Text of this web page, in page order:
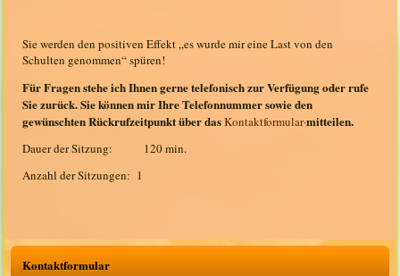
Sie werden den positiven Effekt „es wurde mir eine Last von den
Schulten genommen“ spüren!
Für Fragen stehe ich Ihnen gerne telefonisch zur Verfügung oder rufe
Sie zurück. Sie können mir Ihre Telefonnummer sowie den
gewünschten Rückrufzeitpunkt über dasKontaktformular·mitteilen.
Dauer der Sitzung: 120 min.
Anzahl der Sitzungen: 1
Kontaktformular